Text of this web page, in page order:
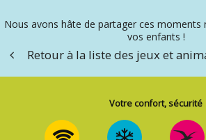
Nous avons hâte de partager ces moments
vos enfants !
Retour à la liste des jeux et
Votre confort, sécurité